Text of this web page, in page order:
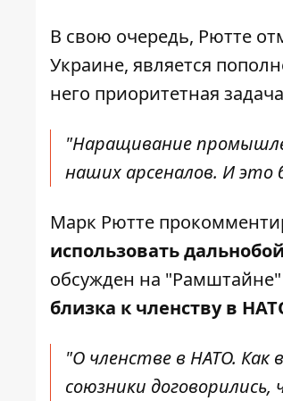
В свою очередь, Рютте
Украине, является
него приоритетная
"Наращивание
наших арсеналов. И это
Марк Рютте
использовать
обсужден на "Рамштайне"
близка к членству в
"О членстве в НАТО.
союзники